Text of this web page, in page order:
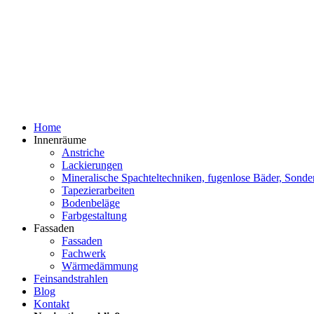
Home
Innenräume
Anstriche
Lackierungen
Mineralische Spachteltechniken, fugenlose Bäder,
Tapezierarbeiten
Bodenbeläge
Farbgestaltung
Fassaden
Fassaden
Fachwerk
Wärmedämmung
Feinsandstrahlen
Blog
Kontakt